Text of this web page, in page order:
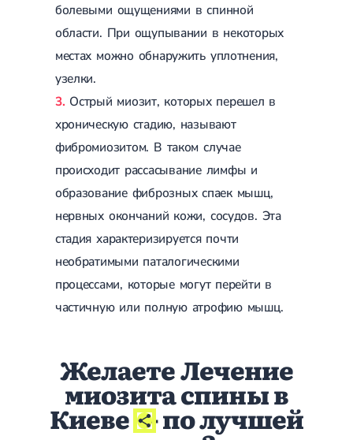
болевыми ощущениями в спинной
области. При ощупывании в некоторых
местах можно обнаружить уплотнения,
узелки.
Острый миозит, которых перешел в
хроническую стадию, называют
фибромиозитом. В таком случае
происходит рассасывание лимфы и
образование фиброзных спаек мышц,
нервных окончаний кожи, сосудов. Эта
стадия характеризируется почти
необратимыми паталогическими
процессами, которые могут перейти в
частичную или полную атрофию мышц.
Желаете Лечение
миозита спины в
Киеве - по лучшей